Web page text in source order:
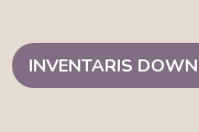
INVENTARIS